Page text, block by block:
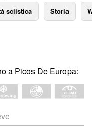
sciistica Storia
a Picos De Europa: